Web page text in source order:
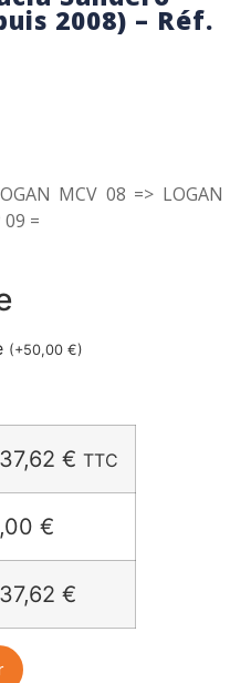
2008) – Réf.
MCV 08 => LOGAN
09 =
(+50,00 €)
€ TTC
€
€